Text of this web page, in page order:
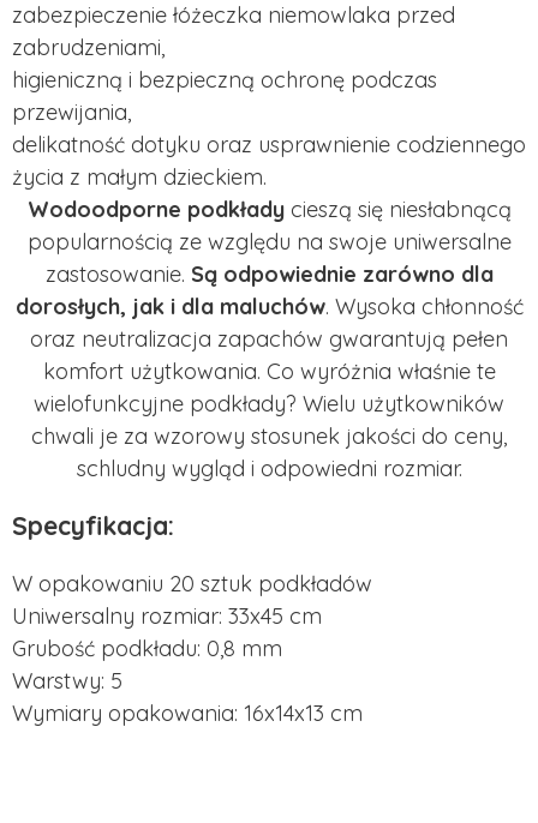
zabezpieczenie łóżeczka niemowlaka przed
zabrudzeniami,
higieniczną i bezpieczną ochronę podczas
przewijania,
delikatność dotyku oraz usprawnienie codziennego
życia z małym dzieckiem.
Wodoodporne podkładycieszą się niesłabnącą
popularnością ze względu na swoje uniwersalne
zastosowanie. Są odpowiednie zarówno dla
dorosłych, jak i dla maluchów. Wysoka chłonność
oraz neutralizacja zapachów gwarantują pełen
komfort użytkowania. Co wyróżnia właśnie te
wielofunkcyjne podkłady? Wielu użytkowników
chwali je za wzorowy stosunek jakości do ceny,
schludny wygląd i odpowiedni rozmiar.
Specyfikacja:
W opakowaniu 20 sztuk podkładów
Uniwersalny rozmiar: 33x45 cm
Grubość podkładu: 0,8 mm
Warstwy: 5
Wymiary opakowania: 16x14x13 cm